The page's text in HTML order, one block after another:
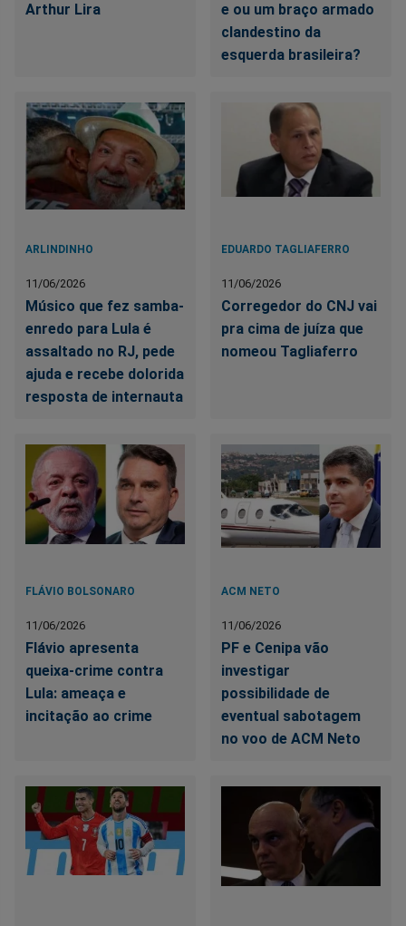
Arthur Lira
e ou um braço armado
clandestino da
esquerda brasileira?
ARLINDINHO
11/06/2026
Músico que fez samba-
enredo para Lula é
assaltado no RJ, pede
ajuda e recebe dolorida
resposta de internauta
EDUARDO TAGLIAFERRO
11/06/2026
Corregedor do CNJ vai
pra cima de juíza que
nomeou Tagliaferro
FLÁVIO BOLSONARO
11/06/2026
Flávio apresenta
queixa-crime contra
Lula: ameaça e
incitação ao crime
ACM NETO
11/06/2026
PF e Cenipa vão
investigar
possibilidade de
eventual sabotagem
no voo de ACM Neto